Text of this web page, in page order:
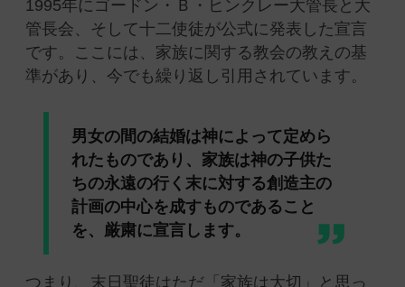
1995年にゴードン・Ｂ・ヒンクレー大管長と大
管長会、そして十二使徒が公式に発表した宣言
です。ここには、家族に関する教会の教えの基
準があり、今でも繰り返し引用されています。
男女の間の結婚は神によって定めら
れたものであり、家族は神の子供た
ちの永遠の行く末に対する創造主の
計画の中心を成すものであること
を、厳粛に宣言します。
つまり、末日聖徒はただ「家族は大切」と思っ